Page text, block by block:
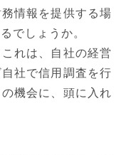
情報を提供する場
でしょうか。
れは、自社の経営
社で信用調査を行
機会に、頭に入れ